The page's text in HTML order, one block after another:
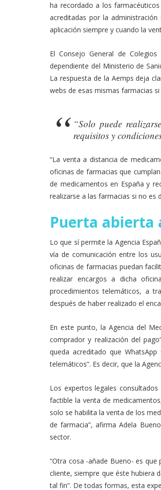
ha recordado a los
acreditadas por la
aplicación siempre y cuando la
El Consejo General de
dependiente del Ministerio de
La respuesta de la Aemps deja
webs de esas mismas farmacias
“Solo puede
requisitos y
“La venta a distancia de
oficinas de farmacias que
de medicamentos en España y
realizarse a las farmacias si no es
Puerta abierta
Lo que sí permite la Agencia
vía de comunicación entre los
oficinas de farmacias puedan
realizar encargos a dicha
procedimientos telemáticos, a
después de haber realizado el
En este punto, la Agencia del
comprador y realización del
queda acreditado que
telemáticos”. Es decir, que la
Los expertos legales consultados
factible la venta de
solo se habilita la venta de los
de farmacia”, afirma Adela
sector.
“Otra cosa -añade Bueno- es
cliente, siempre que éste hubiera
tal fin”. De todas formas, esta